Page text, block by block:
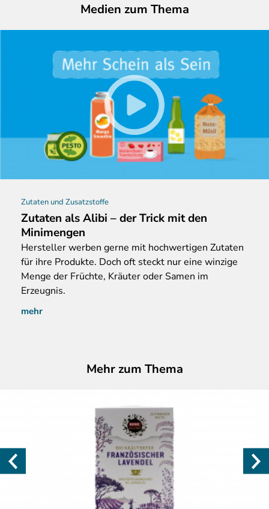
Medien zum Thema
Zutaten und Zusatzstoffe
Zutaten als Alibi – der Trick mit den
Minimengen
Herstellerwerben gerne mit hochwertigen Zutaten
für ihre Produkte. Doch oft steckt nur eine winzige
Menge der Früchte, Kräuter oder Samen im
Erzeugnis.
mehr
Mehr zum Thema